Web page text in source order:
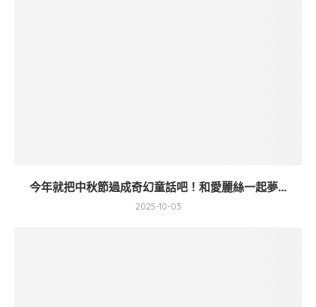
今年就把中秋節過成奇幻童話吧！和愛麗絲一起夢...
2025-10-03